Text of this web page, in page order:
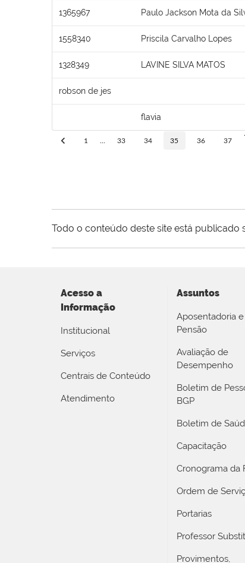
1365967 Paulo Jackson Mota da
1558340 Priscila Carvalho Lopes
1328349 LAVINE SILVA MATOS
robson de jes
flavia
1 33 34 35 36 37
Todo o conteúdo deste site está publicado
Acesso a
Informação
Institucional
Serviços
Centrais de Conteúdo
Atendimento
Assuntos
Aposentadoria e
Pensão
Avaliação de
Desempenho
Boletim de
BGP
Boletim de
Capacitação
Cronograma da
Ordem de
Portarias
Professor
Provimentos,